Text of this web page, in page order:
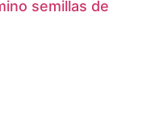
semillas de